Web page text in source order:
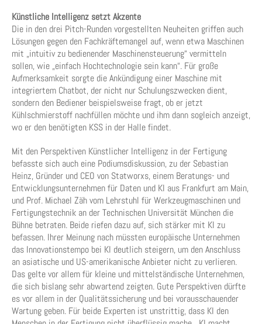
Künstliche Intelligenz setzt Akzente
Die in den drei Pitch-Runden vorgestellten Neuheiten griffen auch
Lösungen gegen den Fachkräftemangel auf, wenn etwa Maschinen
mit „intuitiv zu bedienender Maschinensteuerung“ vermitteln
sollen, wie „einfach Hochtechnologie sein kann“. Für große
Aufmerksamkeit sorgte die Ankündigung einer Maschine mit
integriertem Chatbot, der nicht nur Schulungszwecken dient,
sondern den Bediener beispielsweise fragt, ob er jetzt
Kühlschmierstoff nachfüllen möchte und ihm dann sogleich anzeigt,
wo er den benötigten KSS in der Halle findet.
Mit den Perspektiven Künstlicher Intelligenz in der Fertigung
befasste sich auch eine Podiumsdiskussion, zu der Sebastian
Heinz, Gründer und CEO von Statworxs, einem Beratungs- und
Entwicklungsunternehmen für Daten und KI aus Frankfurt am Main,
und Prof. Michael Zäh vom Lehrstuhl für Werkzeugmaschinen und
Fertigungstechnik an der Technischen Universität München die
Bühne betraten. Beide riefen dazu auf, sich stärker mit KI zu
befassen. Ihrer Meinung nach müssten europäische Unternehmen
das Innovationstempo bei KI deutlich steigern, um den Anschluss
an asiatische und US-amerikanische Anbieter nicht zu verlieren.
Das gelte vor allem für kleine und mittelständische Unternehmen,
die sich bislang sehr abwartend zeigten. Gute Perspektiven dürfte
es vor allem in der Qualitätssicherung und bei vorausschauender
Wartung geben. Für beide Experten ist unstrittig, dass KI den